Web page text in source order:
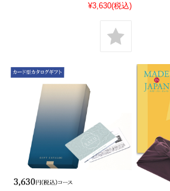
¥3,630(税込)